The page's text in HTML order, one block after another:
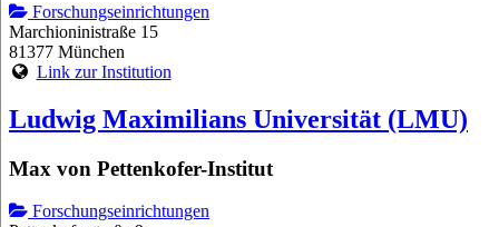
Forschungseinrichtungen
Marchioninistraße 15
81377 München
Link zur Institution
Ludwig Maximilians Universität (LMU)
Max von Pettenkofer-Institut
Forschungseinrichtungen